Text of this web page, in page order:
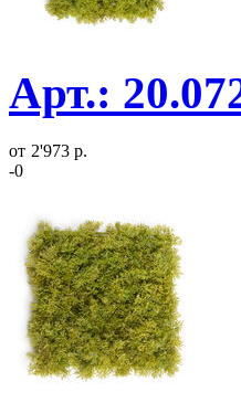
Арт.:
от 2'973 р.
-0